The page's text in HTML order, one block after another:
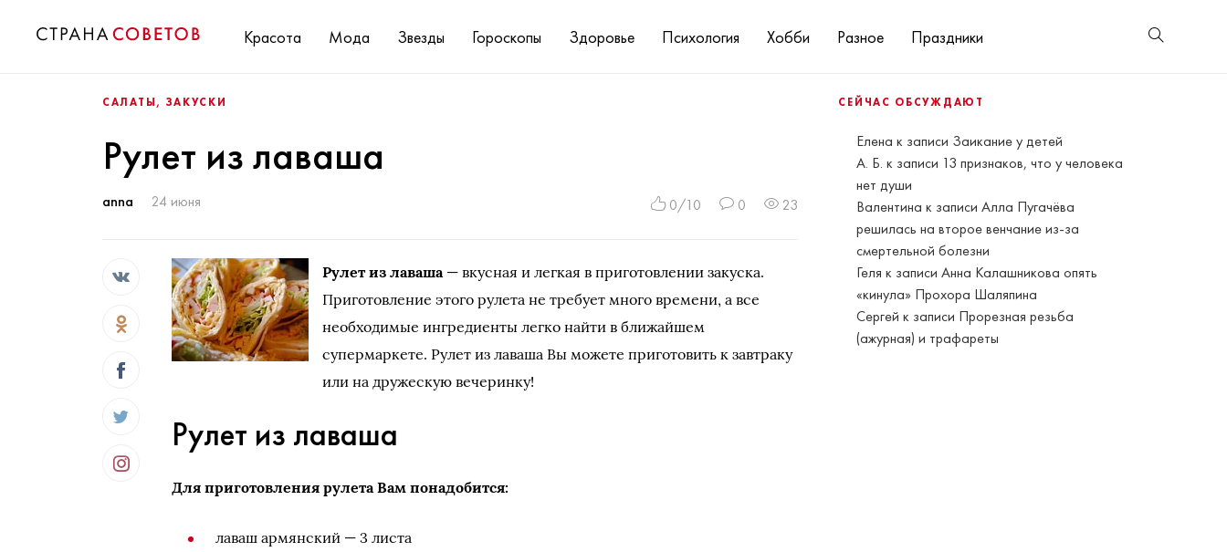
Красота Мода Звезды Гороскопы Здоровье Психология Хобби Разное Праздники
СЕЙЧАС ОБСУЖДАЮТ
Елена к записи Заикание у детей
А. Б. к записи 13 признаков, что у человека
нет души
Валентина к записиАлла Пугачёва
решилась на второе венчание из-за
смертельной болезни
Геля к записиАнна Калашникова опять
«кинула» Прохора Шаляпина
Сергей к записи Прорезная резьба
(ажурная) и трафареты
САЛАТЫ, ЗАКУСКИ
Рулет из лаваша
anna 24 июня 0/10 0 23
Рулет из лаваша— вкусная и легкая в приготовлении закуска.
Приготовление этого рулета не требует много времени, а все
необходимые ингредиенты легко найти в ближайшем
супермаркете. Рулет из лаваша Вы можете приготовить к завтраку
или на дружескую вечеринку!
Рулет из лаваша
Для приготовления рулета Вам понадобится:
лаваш армянский — 3 листа